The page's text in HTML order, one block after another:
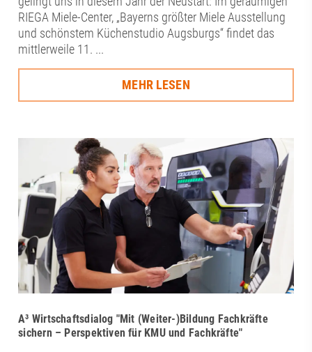
RIEGA Miele-Center, „Bayerns größter Miele Ausstellung
und schönstem Küchenstudio Augsburgs“ findet das
mittlerweile 11. ...
MEHR LESEN
A³ Wirtschaftsdialog "Mit (Weiter-)Bildung Fachkräfte
sichern – Perspektiven für KMU und Fachkräfte"